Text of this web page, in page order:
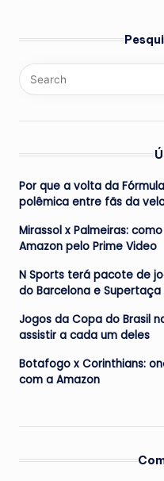
Por que a volta da
polêmica entre fãs da
Mirassol x Palmeiras:
Amazon pelo Prime Video
N Sports terá pacote de
do Barcelona e
Jogos da Copa do Brasil
assistir a cada um deles
Botafogo x Corinthians:
com a Amazon